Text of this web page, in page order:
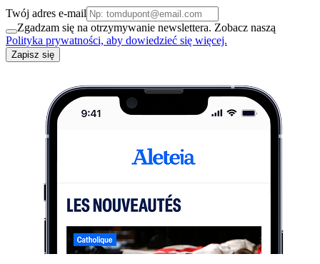
Twój adres e-mail
Zgadzam się na otrzymywanie newslettera. Zobacz naszą
Polityka prywatności, aby dowiedzieć się więcej.
Zapisz się